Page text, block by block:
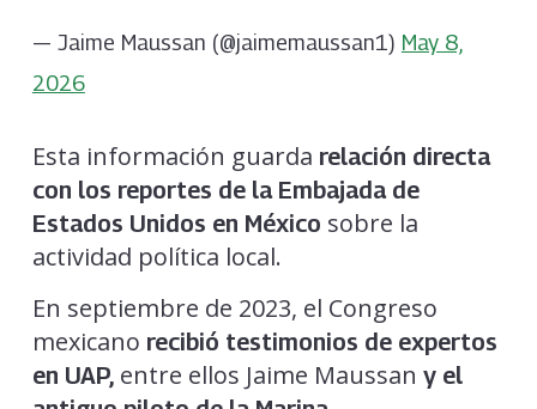
— Jaime Maussan (@jaimemaussan1) May 8,
2026
Esta información guarda relación directa
con los reportes de la Embajada de
Estados Unidos en México sobre la
actividad política local.
En septiembre de 2023, el Congreso
mexicano recibió testimonios de expertos
en UAP,entre ellos Jaime Maussan y el